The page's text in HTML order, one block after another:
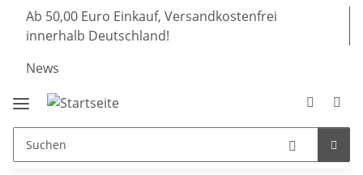
Ab 50,00 Euro Einkauf, Versandkostenfrei
innerhalb Deutschland!
News